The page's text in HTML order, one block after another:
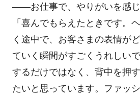
――お仕事で、やりがいを感じ
「喜んでもらえたときです。
く途中で、お客さまの表情が
ていく瞬間がすごくうれしい
するだけではなく、背中を押
たいと思っています。ファッ